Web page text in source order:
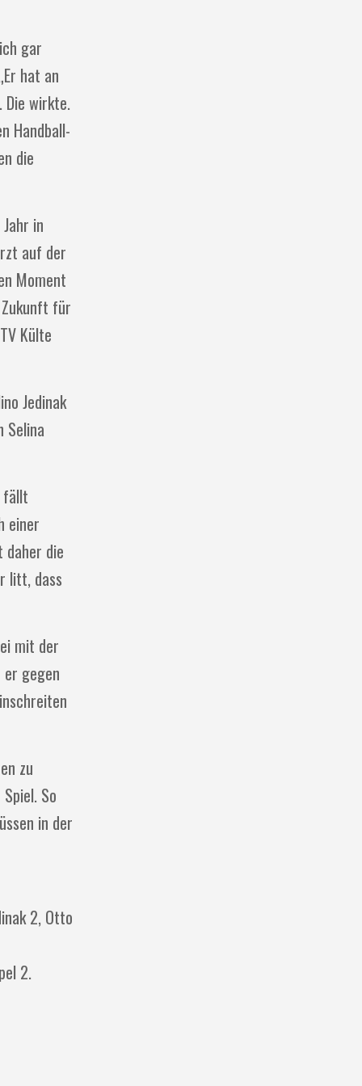
gar
hat an
Die wirkte.
Handball-
die
in
auf der
Moment
für
Külte
Jedinak
Selina
fällt
einer
daher die
litt, dass
mit der
gegen
zu
So
in der
2, Otto
2.